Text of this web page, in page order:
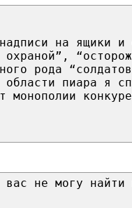
на ящики и
рода
области пиара я
монополии
не могу найти